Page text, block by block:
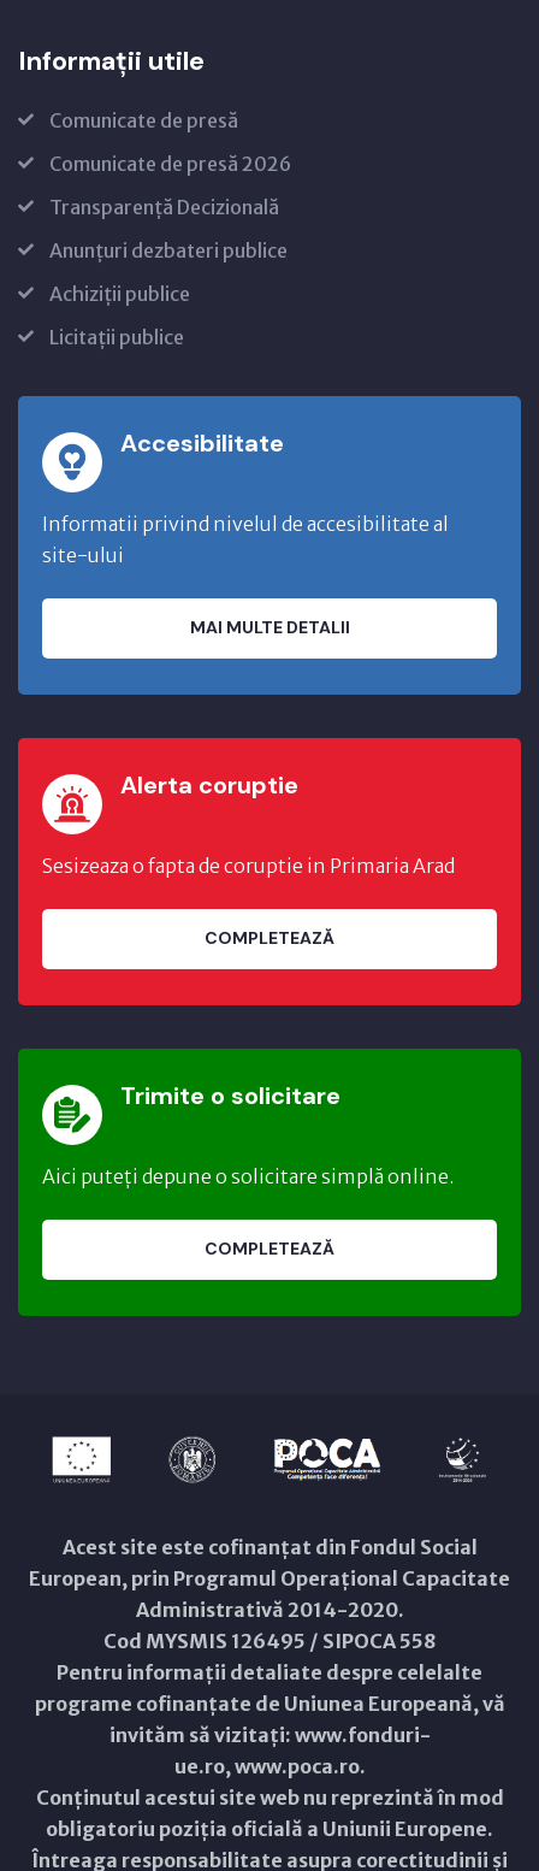
Informații utile
Comunicate de presă
Comunicate de presă 2026
Transparență Decizională
Anunțuri dezbateri publice
Achiziții publice
Licitații publice
Accesibilitate
Informatii privind nivelul de accesibilitate al
site-ului
MAI MULTE DETALII
Alerta coruptie
Sesizeaza o fapta de coruptie in Primaria Arad
COMPLETEAZĂ
Trimite o solicitare
Aici puteți depune o solicitare simplă online.
COMPLETEAZĂ
Acest site este cofinanțat din Fondul Social
European, prin Programul Operațional Capacitate
Administrativă 2014-2020.
Cod MYSMIS 126495 / SIPOCA 558
Pentru informații detaliate despre celelalte
programe cofinanțate de Uniunea Europeană, vă
invităm să vizitați: www.fonduri-
ue.ro,www.poca.ro.
Conținutul acestui site web nu reprezintă în mod
obligatoriu poziția oficială a Uniunii Europene.
Întreaga responsabilitate asupra corectitudinii și